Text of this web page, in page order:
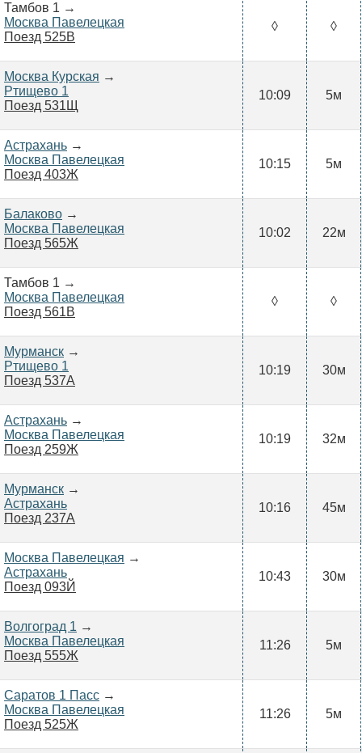
Тамбов 1 →
Москва Павелецкая
Поезд 525В
◊ ◊
Москва Курская →
Ртищево 1
Поезд 531Щ
10:09 5м
Астрахань →
Москва Павелецкая
Поезд 403Ж
10:15 5м
Балаково →
Москва Павелецкая
Поезд 565Ж
10:02 22м
Тамбов 1 →
Москва Павелецкая
Поезд 561В
◊ ◊
Мурманск →
Ртищево 1
Поезд 537А
10:19 30м
Астрахань →
Москва Павелецкая
Поезд 259Ж
10:19 32м
Мурманск →
Астрахань
Поезд 237А
10:16 45м
Москва Павелецкая →
Астрахань
Поезд 093Й
10:43 30м
Волгоград 1 →
Москва Павелецкая
Поезд 555Ж
11:26 5м
Саратов 1 Пасс →
Москва Павелецкая
Поезд 525Ж
11:26 5м